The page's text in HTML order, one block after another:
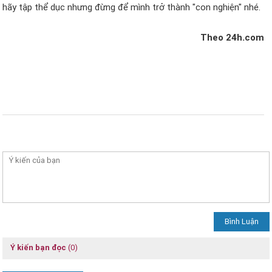
hãy tập thể dục nhưng đừng để mình trở thành "con nghiện" nhé.
Theo 24h.com
Ý kiến bạn đọc (0)